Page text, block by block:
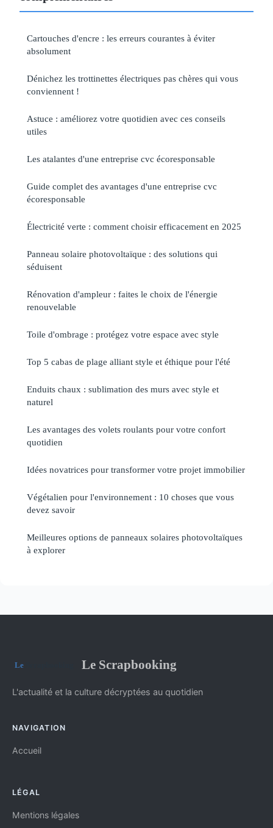
Cartouches d'encre : les erreurs courantes à éviter
absolument
Dénichez les trottinettes électriques pas chères qui vous
conviennent !
Astuce : améliorez votre quotidien avec ces conseils
utiles
Les atalantes d'une entreprise cvc écoresponsable
Guide complet des avantages d'une entreprise cvc
écoresponsable
Électricité verte : comment choisir efficacement en 2025
Panneau solaire photovoltaïque : des solutions qui
séduisent
Rénovation d'ampleur : faites le choix de l'énergie
renouvelable
Toile d'ombrage : protégez votre espace avec style
Top 5 cabas de plage alliant style et éthique pour l'été
Enduits chaux : sublimation des murs avec style et
naturel
Les avantages des volets roulants pour votre confort
quotidien
Idées novatrices pour transformer votre projet immobilier
Végétalien pour l'environnement : 10 choses que vous
devez savoir
Meilleures options de panneaux solaires photovoltaïques
à explorer
Le Scrapbooking
L'actualité et la culture décryptées au quotidien
NAVIGATION
Accueil
LÉGAL
Mentions légales